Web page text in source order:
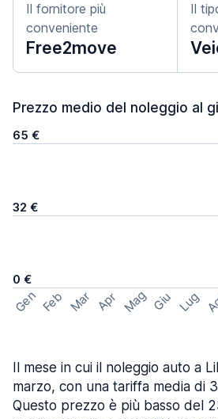
Il fornitore più
conveniente
Free2move
Il
Prezzo medio del noleggio al
65 €
32 €
0 €
Gen Feb Mar Apr Mag Giu Lug
Il mese in cui il noleggio auto a
marzo, con una tariffa media di
Questo prezzo è più basso del